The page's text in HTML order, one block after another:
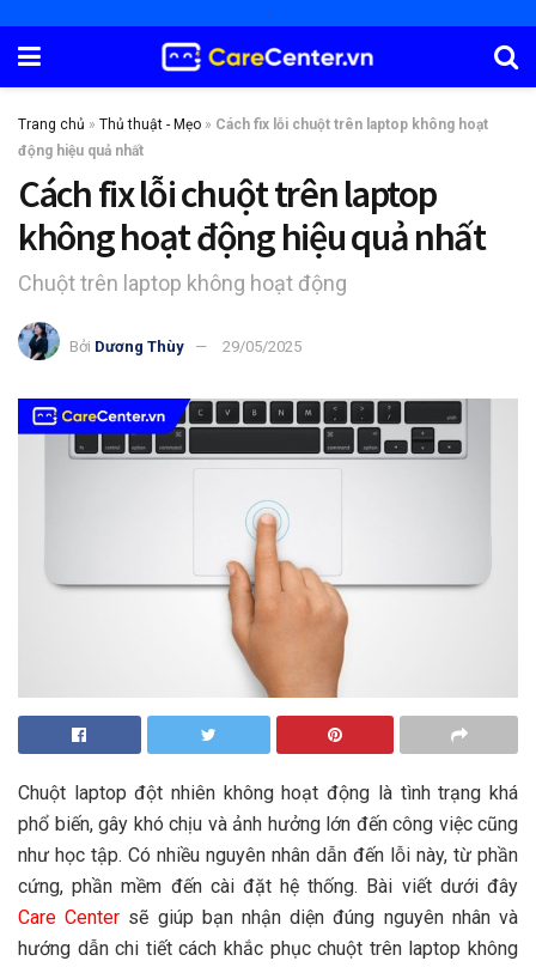
Trang chủ » Thủ thuật - Mẹo » Cách fix lỗi chuột trên laptop không hoạt
động hiệu quả nhất
Cách fix lỗi chuột trên laptop
không hoạt động hiệu quả nhất
Chuột trên laptop không hoạt động
Bởi Dương Thùy 29/05/2025
Chuột laptop đột nhiên không hoạt động là tình trạng khá
phổ biến, gây khó chịu và ảnh hưởng lớn đến công việc cũng
như học tập. Có nhiều nguyên nhân dẫn đến lỗi này, từ phần
cứng, phần mềm đến cài đặt hệ thống. Bài viết dưới đây
Care Center sẽ giúp bạn nhận diện đúng nguyên nhân và
hướng dẫn chi tiết cách khắc phục chuột trên laptop không